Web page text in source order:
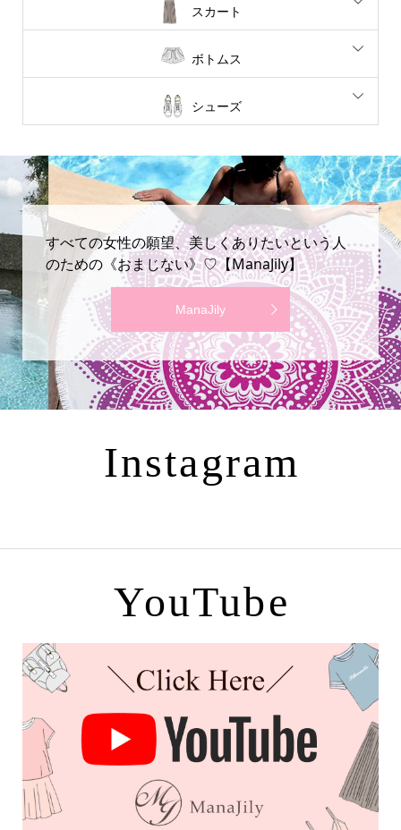
スカート
ボトムス
シューズ
すべての女性の願望、美しくありたいという人
のための《おまじない》♡【ManaJily】
ManaJily
Instagram
YouTube